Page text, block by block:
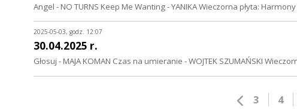
Angel - NO TURNS Keep Me Wanting - YANIKA Wieczorna płyta: Harmony
2025-05-03, godz. 12:07
30.04.2025 r.
Głosuj - MAJA KOMAN Czas na umieranie - WOJTEK SZUMAŃSKI
3 4